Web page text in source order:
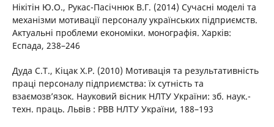
Нікітін Ю.О., Рукас-Пасічнюк В.Г. (2014) Сучасні моделі та
механізми мотивації персоналу українських підприємств.
Актуальні проблеми економіки. монографія. Харків:
Еспада, 238–246
Дуда С.Т., Кіцак Х.Р. (2010) Мотивація та результативність
праці персоналу підприємства: їх сутність та
взаємозв’язок. Науковий вісник НЛТУ України: зб. наук.-
техн. праць. Львів : РВВ НЛТУ України, 188–193